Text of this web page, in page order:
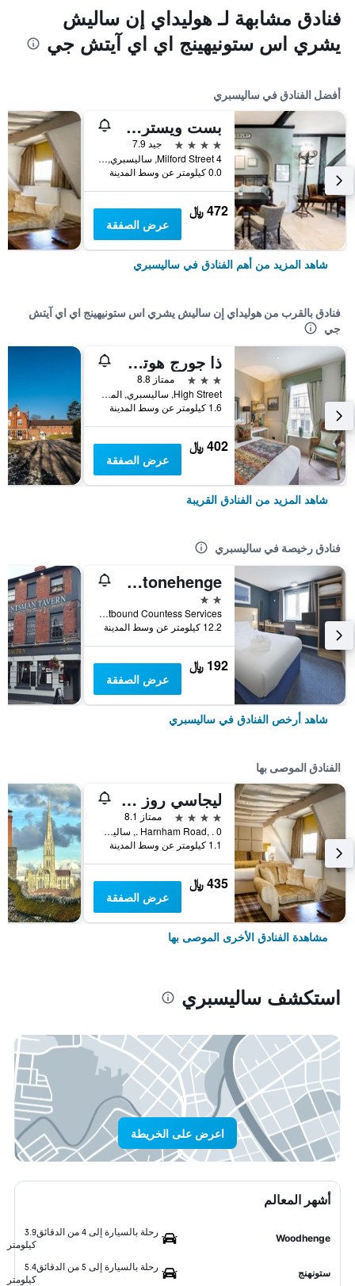
فنادق مشابهة لـ هوليداي إن ساليش
يشري اس ستونيهينج اي اي آيتش جي
أفضل الفنادق في ساليسبري
بست ويسترن ريد لايون هوتل
4 نجوم
جيد 7.9
4 Milford Street, ساليسبري, المملكة المتحدة
0.0 كيلومتر عن وسط المدينة
472 ﷼
عرض الصفقة
شاهد المزيد من أهم الفنادق في ساليسبري
فنادق بالقرب من هوليداي إن ساليش يشري اس ستونيهينج اي اي آيتش
جي
ذا جورج هوتل، إيمزبيري، ويلتشير
3 نجوم
ممتاز 8.8
High Street, ساليسبري, المملكة المتحدة
1.6 كيلومتر عن وسط المدينة
402 ﷼
عرض الصفقة
شاهد المزيد من الفنادق القريبة
فنادق رخيصة في ساليسبري
Travelodge Amesbury Stonehenge
2 نجمتين
A303 Eastbound Countess Services, ساليسبري, المملكة المتحدة
12.2 كيلومتر عن وسط المدينة
192 ﷼
عرض الصفقة
شاهد أرخص الفنادق في ساليسبري
الفنادق الموصى بها
ليجاسي روز آند كراون هوتل
4 نجوم
ممتاز 8.1
Harnham Road, . 0 ., ساليسبري, المملكة المتحدة
1.1 كيلومتر عن وسط المدينة
435 ﷼
عرض الصفقة
مشاهدة الفنادق الأخرى الموصى بها
استكشف ساليسبري
اعرض على الخريطة
أشهر المعالم
Woodhenge
رحلة بالسيارة إلى 4 من الدقائق
3.9
كيلومتر
ستونهنج
رحلة بالسيارة إلى 5 من الدقائق
5.4
كيلومتر